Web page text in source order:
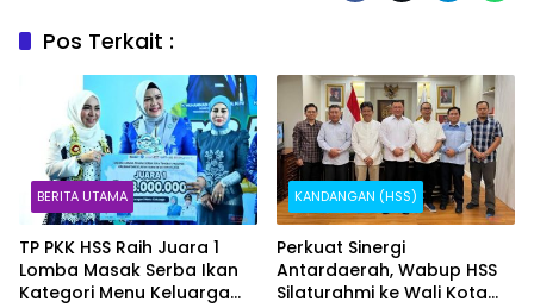
Pos Terkait :
BERITA UTAMA
TP PKK HSS Raih Juara 1
Lomba Masak Serba Ikan
Kategori Menu Keluarga
KANDANGAN (HSS)
Perkuat Sinergi
Antardaerah, Wabup HSS
Silaturahmi ke Wali Kota